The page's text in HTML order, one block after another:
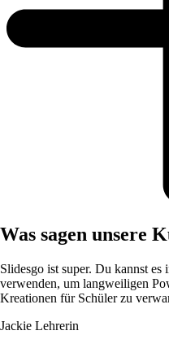
Was sagen unsere
Slidesgo ist super. Du kannst es
verwenden, um langweiligen
Kreationen für Schüler zu
Jackie Lehrerin